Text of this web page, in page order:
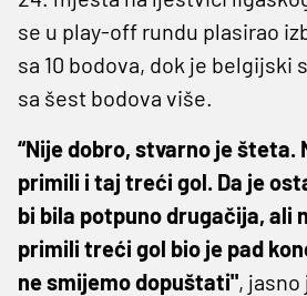
se u play-off rundu plasirao
sa 10 bodova, dok je belgijski
sa šest bodova više.
“Nije dobro, stvarno je šteta.
primili i taj treći gol. Da je
bi bila potpuno drugačija, ali
primili treći gol bio je pad
ne smijemo dopuštati",